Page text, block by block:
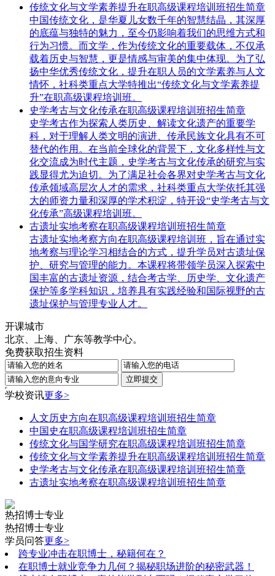
传统文化与文学素养提升在职高级课程培训班招生简章
中国传统文化，是华夏儿女数千年的智慧结晶，其深厚
的底蕴与独特的魅力，至今仍影响着我们的思维方式和
行为习惯。而文学，作为传统文化的重要载体，不仅承
载着历史与智慧，更是情感与审美的集中体现。为了弘
扬中华优秀传统文化，提升在职人员的文学素养与人文
情怀，社科类重点大学特推出“传统文化与文学素养提
升”在职高级课程培训班。
史学考古与文化传承在职高级课程培训班招生简章
史学考古作为探索人类历史、解读文化遗产的重要学
科，对于理解人类文明的演进、传承民族文化具有不可
替代的作用。在当前全球化的背景下，文化多样性与文
化交流成为时代主题，史学考古与文化传承的研究与实
践显得尤为迫切。为了满足社会各界对史学考古与文化
传承领域高层次人才的需求，社科类重点大学依托其强
大的师资力量和深厚的学术积淀，特开设“史学考古与文
化传承”高级课程培训班。
古遗址实地考察在职高级课程培训班招生简章
古遗址实地考察方向在职高级课程培训班，旨在通过实
地考察与理论学习相结合的方式，提升学员对古遗址保
护、研究与管理的能力。本课程将带领学员深入探索中
国丰富的古遗址资源，结合考古学、历史学、文化遗产
保护等多学科知识，培养具有实践经验和国际视野的古
遗址保护与管理专业人才。
开课城市
北京、上海、广东等教学中心。
免费获取招生资料
学校资讯更多>
人文历史方向在职高级课程培训班招生简章
中国史在职高级课程培训班招生简章
传统文化与国学研究在职高级课程培训班招生简章
传统文化与文学素养提升在职高级课程培训班招生简章
史学考古与文化传承在职高级课程培训班招生简章
古遗址实地考察在职高级课程培训班招生简章
热招博士专业
热招博士专业
学员问答更多>
跨专业冲击在职博士，秘籍何在？
在职博士就业竞争力几何？揭秘职场进阶的秘密武器！